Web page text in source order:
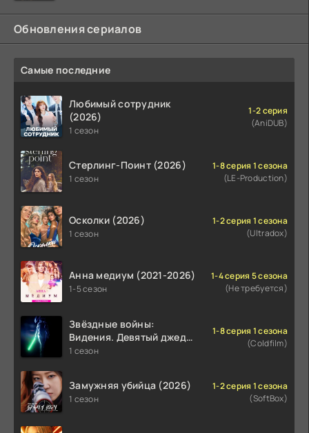
Обновления сериалов
Самые последние
Любимый сотрудник
(2026)
1 сезон
1-2 серия
(AniDUB)
Стерлинг-Поинт (2026)
1 сезон
1-8 серия 1 сезона
(LE-Production)
Осколки (2026)
1 сезон
1-2 серия 1 сезона
(Ultradox)
Анна медиум (2021-2026)
1-5 сезон
1-4 серия 5 сезона
(Не требуется)
Звёздные войны:
Видения. Девятый джедай
(2026)
1 сезон
1-8 серия 1 сезона
(Coldfilm)
Замужняя убийца (2026)
1 сезон
1-2 серия 1 сезона
(SoftBox)